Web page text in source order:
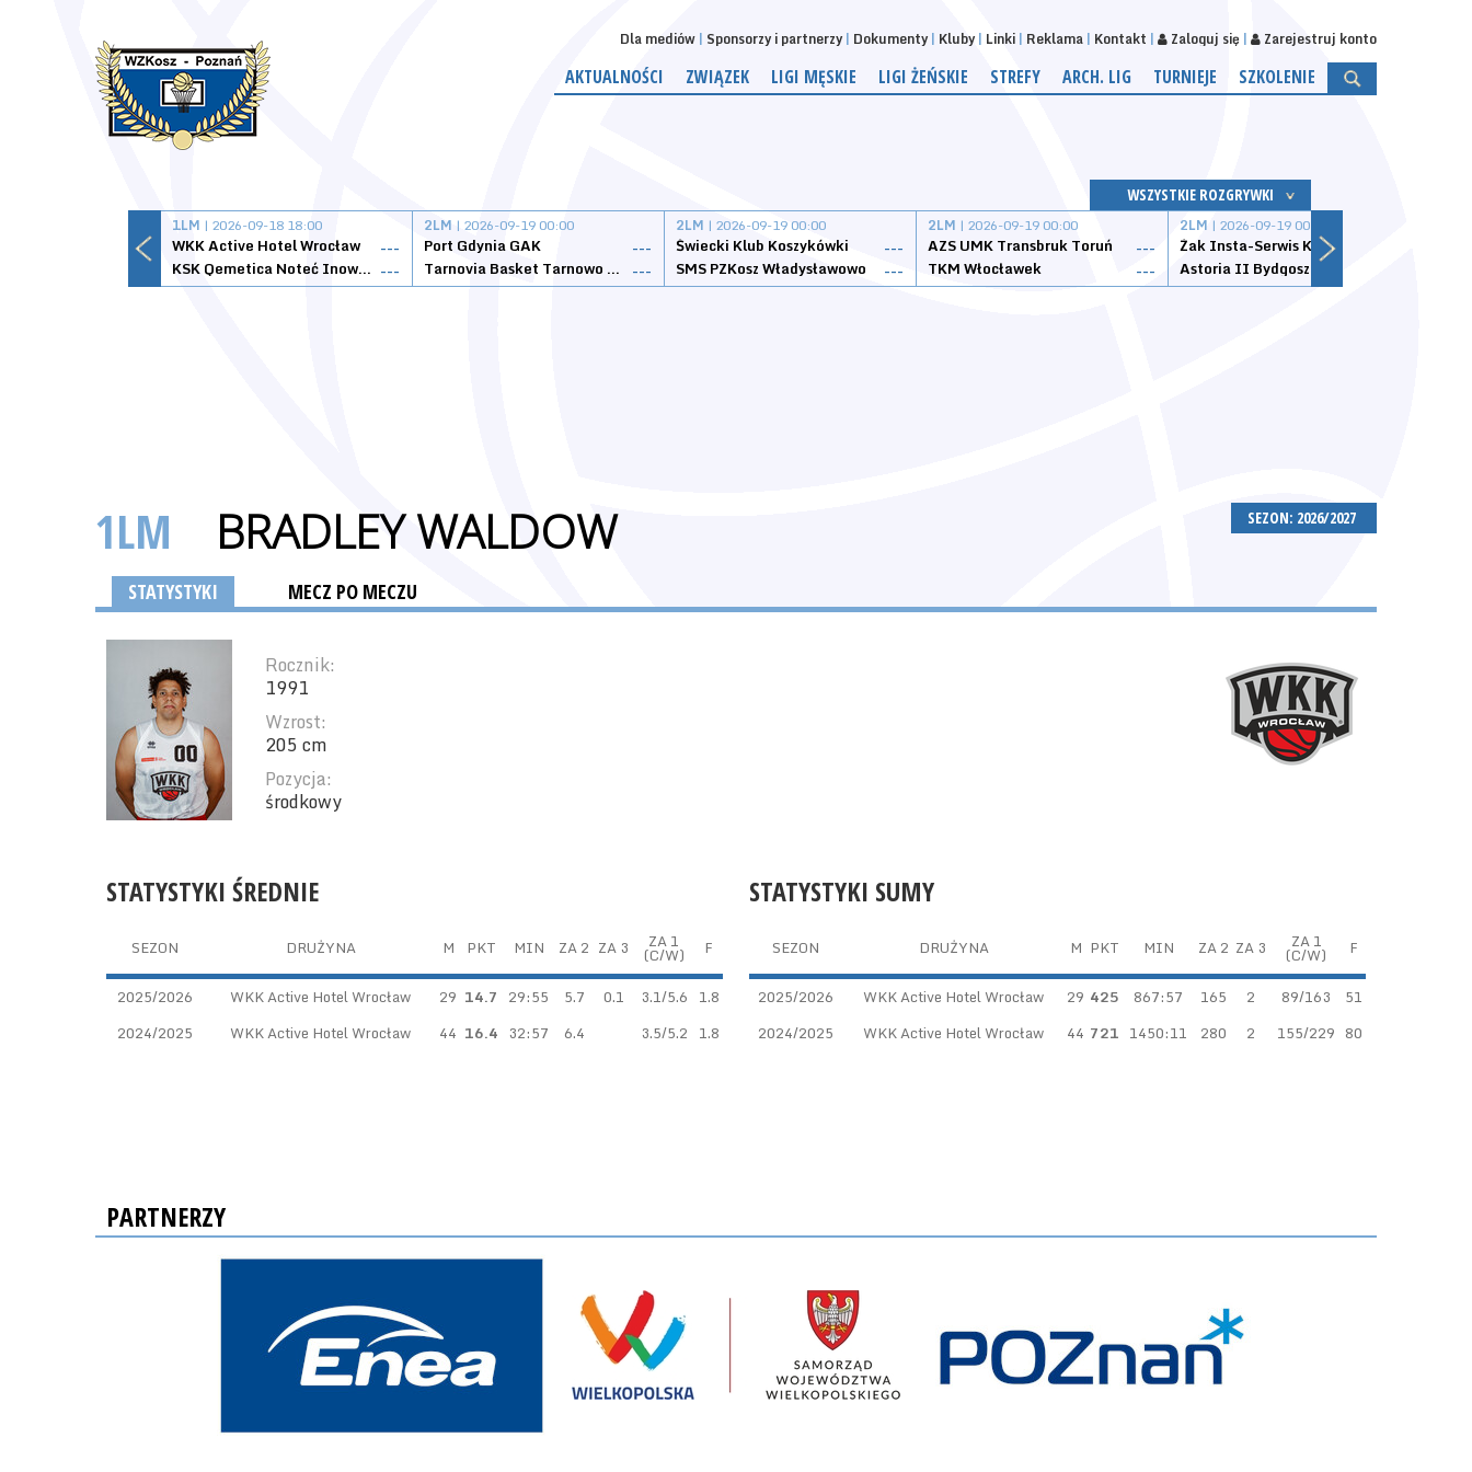
Dla mediów Sponsorzy i partnerzy Dokumenty Kluby Linki Reklama Kontakt Zaloguj się Zarejestruj konto
AKTUALNOŚCI ZWIĄZEK LIGI MĘSKIE LIGI ŻEŃSKIE STREFY ARCH. LIG TURNIEJE SZKOLENIE
WSZYSTKIE ROZGRYWKI
1LM | 2026-09-18 18:00
WKK Active Hotel Wrocław
---
KSK Qemetica Noteć Inowrocław ---
2LM | 2026-09-19 00:00
Port Gdynia GAK
---
Tarnovia Basket Tarnowo Podgórne ---
2LM | 2026-09-19 00:00
Świecki Klub Koszykówki
---
SMS PZKosz Władysławowo
---
2LM | 2026-09-19 00:00
AZS UMK Transbruk Toruń
---
TKM Włocławek
---
2LM | 2026-09-19 00:00
Żak Insta-Serwis Koszalin
Astoria II Bydgoszcz
SEZON: 2026/2027
1LM BRADLEY WALDOW
STATYSTYKI MECZ PO MECZU
Rocznik:
1991
Wzrost:
205 cm
Pozycja:
środkowy
STATYSTYKI SUMY
SEZON DRUŻYNA M PKT MIN ZA 2 ZA 3 ZA 1
(C/W) F
2025/2026 WKK Active Hotel Wrocław 29 425 867:57 165 2 89/163
51
2024/2025
WKK Active Hotel Wrocław 44 721 1450:11 280 2 155/229 80
STATYSTYKI ŚREDNIE
SEZON DRUŻYNA M PKT MIN ZA 2 ZA 3 ZA 1
(C/W) F
2025/2026 WKK Active Hotel Wrocław 29 14.7 29:55 5.7 0.1 3.1/5.6 1.8
2024/2025
WKK Active Hotel Wrocław 44 16.4 32:57 6.4 3.5/5.2 1.8
PARTNERZY